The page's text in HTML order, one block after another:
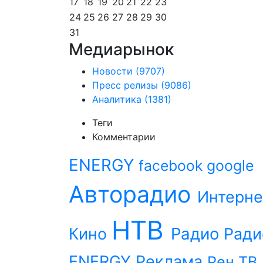
24 25 26 27 28 29 30
31
Медиарынок
Новости (9707)
Пресс релизы (9086)
Аналитика (1381)
Теги
Комментарии
ENERGY facebook google
Авторадио
Кино НТВ Радио